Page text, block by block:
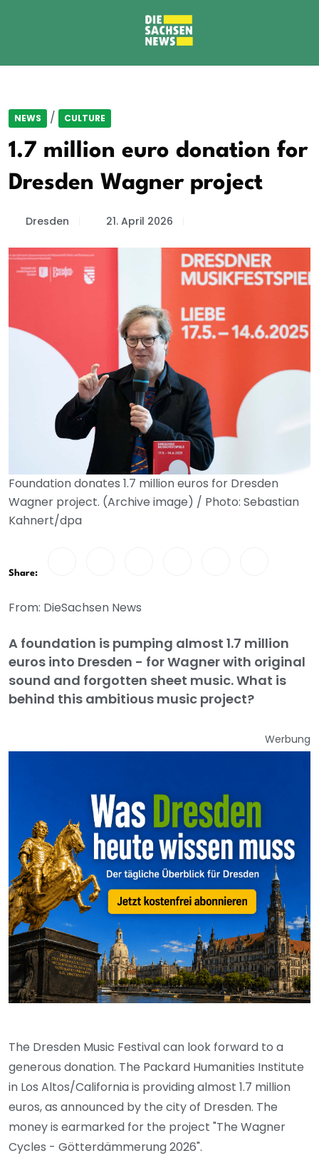
NEWS / CULTURE
1.7 million euro donation for
Dresden Wagner project
Dresden 21. April 2026
Foundation donates 1.7 million euros for Dresden
Wagner project. (Archive image) / Photo: Sebastian
Kahnert/dpa
Share:
From: DieSachsen News
A foundation is pumping almost 1.7 million
euros into Dresden - for Wagner with original
sound and forgotten sheet music. What is
behind this ambitious music project?
Werbung
The Dresden Music Festival can look forward to a
generous donation. The Packard Humanities Institute
in Los Altos/California is providing almost 1.7 million
euros, as announced by the city of Dresden. The
money is earmarked for the project "The Wagner
Cycles - Götterdämmerung 2026".